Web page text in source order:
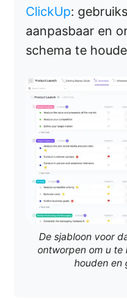
ClickUp:
aanpasbaar en
schema te
De sjabloon voor
ontworpen om u te
houden en